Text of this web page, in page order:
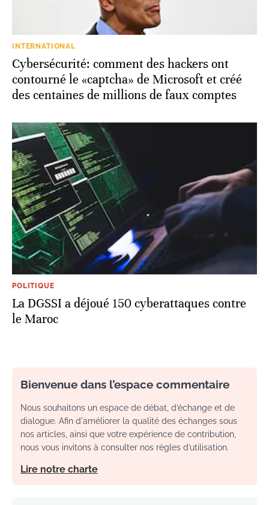
INTERNATIONAL
Cybersécurité: comment des hackers ont
contourné le «captcha» de Microsoft et créé
des centaines de millions de faux comptes
POLITIQUE
La DGSSI a déjoué 150 cyberattaques contre
le Maroc
Bienvenue dans l’espace commentaire
Nous souhaitons un espace de débat, d’échange et de
dialogue. Afin d'améliorer la qualité des échanges sous
nos articles, ainsi que votre expérience de contribution,
nous vous invitons à consulter nos règles d’utilisation.
Lire notre charte